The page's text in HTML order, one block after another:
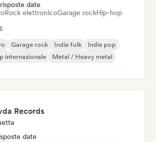
date
Rock elettronicoGarage rockHip-hop
Garage rock Indie folk
Indie pop
internazionale
Metal / Heavy metal
Records
date